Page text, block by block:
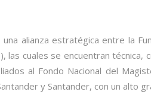
una alianza estratégica entre la
las cuales se encuentran técnica,
al Fondo Nacional del
y Santander, con un alto